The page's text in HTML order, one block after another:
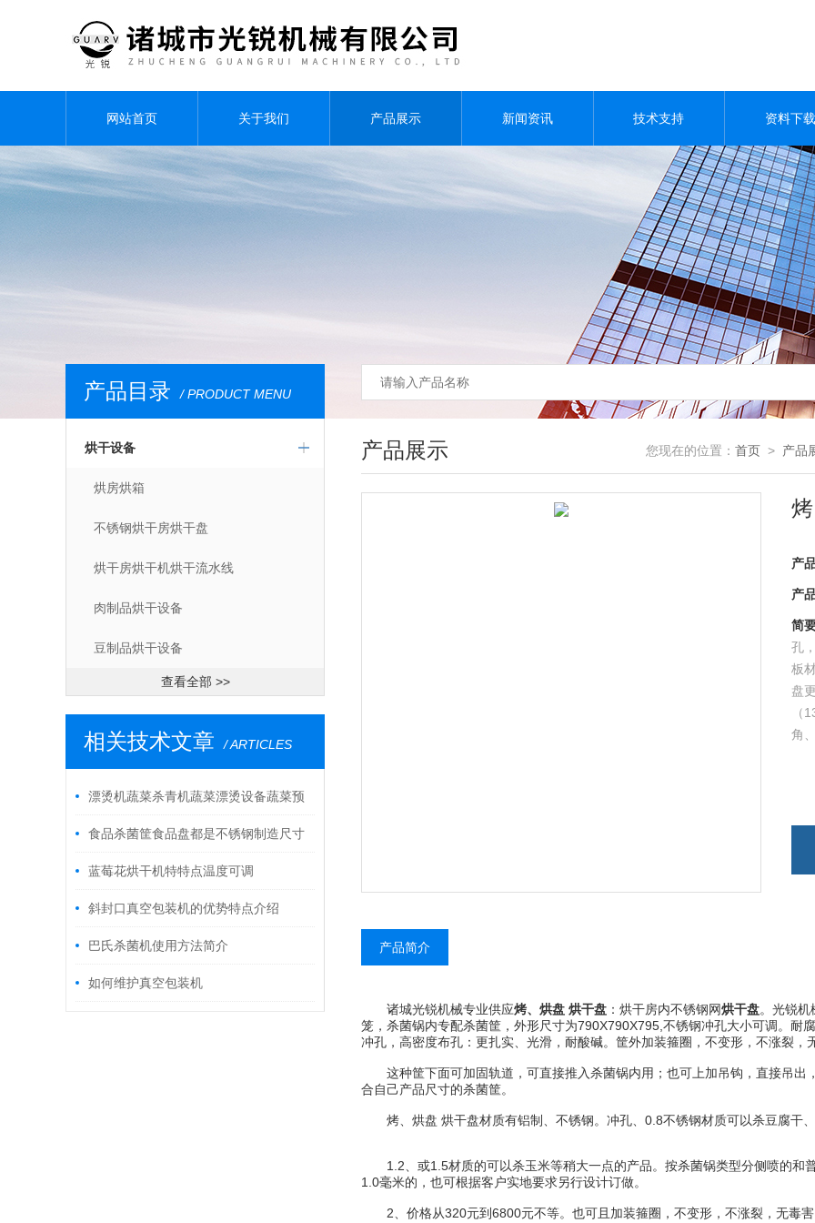
网站首页 关于我们 产品展示 新闻资讯 技术支持 资料下
产品目录 / PRODUCT MENU
烘干设备
烘房烘箱
不锈钢烘干房烘干盘
烘干房烘干机烘干流水线
肉制品烘干设备
豆制品烘干设备
查看全部 >>
相关技术文章 / ARTICLES
漂烫机蔬菜杀青机蔬菜漂烫设备蔬菜预
煮机食品杀菌筐食品盘都是不锈钢制造尺寸
可根据用户要求加工定做。
蓝莓花烘干机特特点温度可调
斜封口真空包装机的优势特点介绍
巴氏杀菌机使用方法简介
如何维护真空包装机
产品展示 您现在的位置： 首页 > 产品
产
产
简
孔
板
盘
（
角
产品简介
诸城光锐机械专业供应烤、烘盘 烘干盘 ：烘干房内不锈钢网烘干盘。光锐
笼，杀菌锅内专配杀菌筐，外形尺寸为790X790X795,不锈钢冲孔大小可调。耐
冲孔，高密度布孔：更扎实、光滑，耐酸碱。筐外加装箍圈，不变形，不涨裂
这种筐下面可加固轨道，可直接推入杀菌锅内用；也可上加吊钩，直接吊出
合自己产品尺寸的杀菌筐。
烤、烘盘 烘干盘材质有铝制、不锈钢。冲孔、0.8不锈钢材质可以杀豆腐干
1.2、或1.5材质的可以杀玉米等稍大一点的产品。按杀菌锅类型分侧喷的和
1.0毫米的，也可根据客户实地要求另行设计订做。
2、价格从320元到6800元不等。也可且加装箍圈，不变形，不涨裂，无毒